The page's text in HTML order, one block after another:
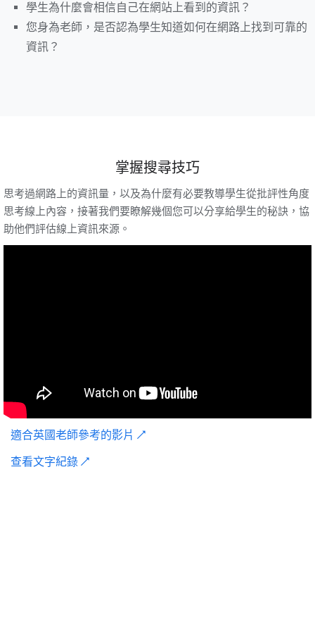
學生為什麼會相信自己在網站上看到的資訊？
您身為老師，是否認為學生知道如何在網路上找到可靠的
資訊？
掌握搜尋技巧
思考過網路上的資訊量，以及為什麼有必要教導學生從批評性角度
思考線上內容，接著我們要瞭解幾個您可以分享給學生的秘訣，協
助他們評估線上資訊來源。
適合英國老師參考的影片 ↗
查看文字紀錄 ↗